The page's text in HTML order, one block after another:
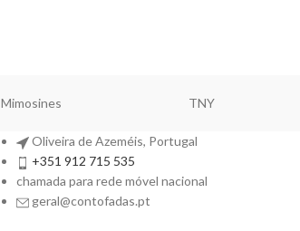
Mimosines TNY
Oliveira de Azeméis, Portugal
+351 912 715 535
chamada para rede móvel nacional
geral@contofadas.pt